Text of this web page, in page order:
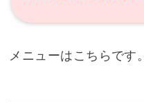
メニューはこちらです。